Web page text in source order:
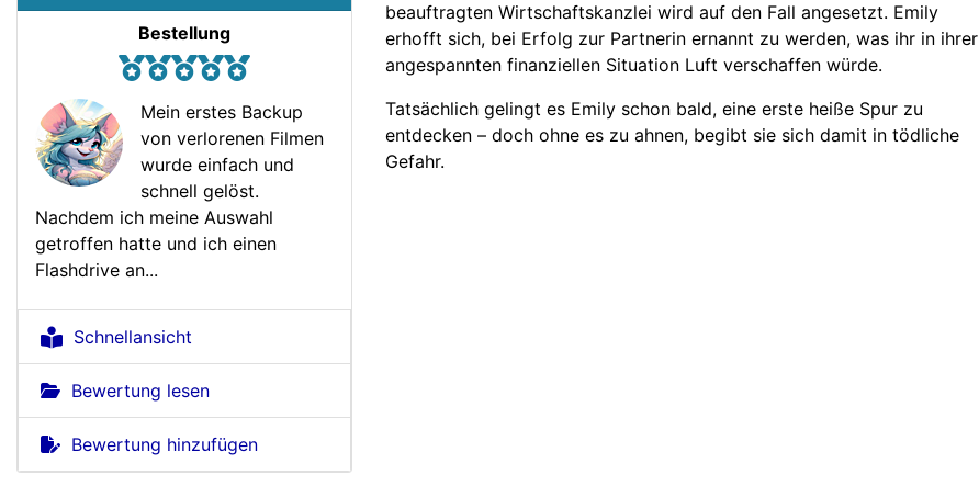
Bestellung
Mein erstes Backup
von verlorenen Filmen
wurde einfach und
schnell gelöst.
Nachdem ich meine Auswahl
getroffen hatte und ich einen
Flashdrive an...
Schnellansicht
Bewertung lesen
Bewertung hinzufügen
beauftragten Wirtschaftskanzlei wird auf den Fall angesetzt. Emily
erhofft sich, bei Erfolg zur Partnerin ernannt zu werden, was ihr in ihrer
angespannten finanziellen Situation Luft verschaffen würde.
Tatsächlich gelingt es Emily schon bald, eine erste heiße Spur zu
entdecken – doch ohne es zu ahnen, begibt sie sich damit in tödliche
Gefahr.